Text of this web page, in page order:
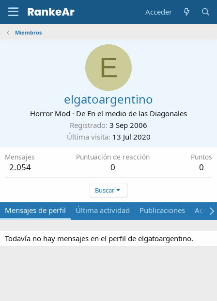
Acceder
Miembros
E
elgatoargentino
Horror Mod · De En el medio de las Diagonales
Registrado 3 Sep 2006
Última visita 13 Jul 2020
Mensajes
2.054
Puntuación de reacción
0
Puntos
0
Buscar
Mensajes de perfil Última actividad Publicaciones Acerca
Todavía no hay mensajes en el perfil de elgatoargentino.